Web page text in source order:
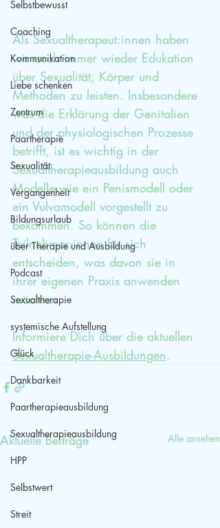
Selbstbewusst
Coaching
Kommunikation
Liebe schenken
Zentrum
Paartherapie
Sexualität
Vergangenheit
Bildungsurlaub
über Therapie und Ausbildung
Podcast
Sexualtherapie
systemische Aufstellung
Glück
Dankbarkeit
Paartherapieausbildung
Sexualtherapieausbildung
HPP
Selbstwert
Streit
Als Sexualtherapeut:innen haben
wir auch immer wieder Edukation
über Sexualität, Körper und
Methoden zu leisten. Insbesondere
was die Erklärung der Genitalien
und der physiologischen Prozesse
betrifft, ist es wichtig in der
Sexualtherapieausbildung auch
Modelle wie ein Penismodell oder
ein Vulvamodell vorgestellt zu
bekommen. So können die
Teilnehmer:innen für sich
entscheiden, was davon sie in
ihrer eigenen Praxis anwenden
möchten.
Informiere Dich über die aktuellen
Sexualtherapie-Ausbildungen.
Aktuelle Beiträge Alle ansehen